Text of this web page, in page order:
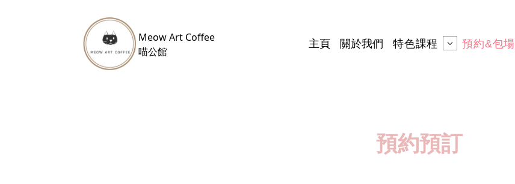
Meow Art Coffee
​喵公館
主頁 關於我們 特色課程 預約&包場
預約預訂